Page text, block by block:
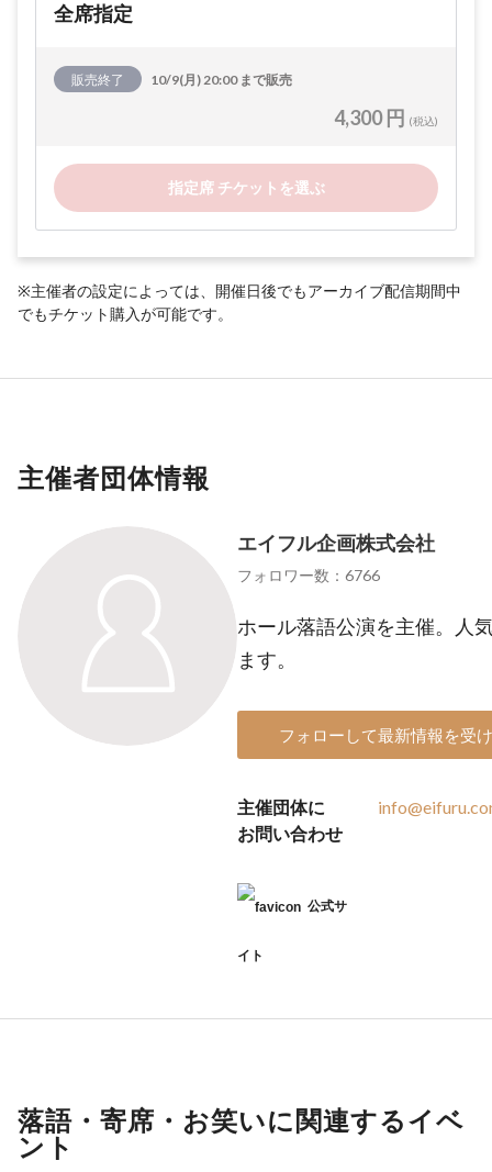
全席指定
販売終了 10/9(月) 20:00 まで販売
4,300 円 (税込)
指定席 チケットを選ぶ
※主催者の設定によっては、開催日後でもアーカイブ配信期間中
でもチケット購入が可能です。
主催者団体情報
エイフル企画株式会社
フォロワー数：6766
ホール落語公演を主催。人
ます。
フォローして最新情報を受
主催団体に
お問い合わせ
公式サ
イト
落語・寄席・お笑いに関連するイベ
ント